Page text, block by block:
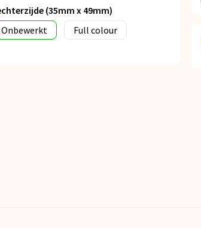
(35mm x 49mm)
Onbewerkt
Full colour